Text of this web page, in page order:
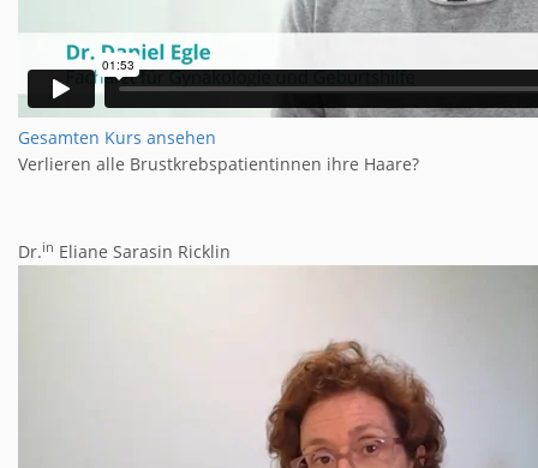
Gesamten Kurs ansehen
Verlieren alle Brustkrebspatientinnen ihre Haare?
Dr.in Eliane Sarasin Ricklin